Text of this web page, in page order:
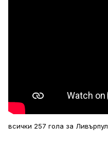
всички 257 гола за Ливърпул